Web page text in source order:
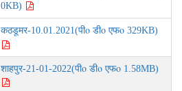
0KB)
कठडूमर-10.01.2021(पीo डीo एफo 329KB)
शाहपुर-21-01-2022(पीo डीo एफo 1.58MB)